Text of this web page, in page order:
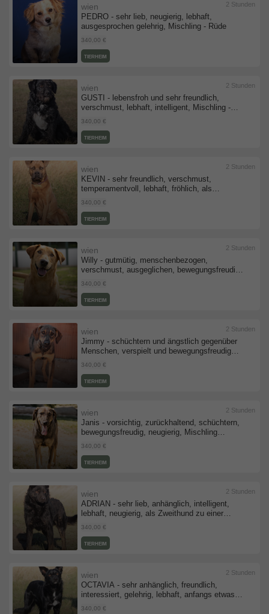
PEDRO - sehr lieb, neugierig, lebhaft,
ausgesprochen gelehrig, Mischling - Rüde
wien
340,00 €
2 Stunden
TIERHEIM
GUSTI - lebensfroh und sehr freundlich,
verschmust, lebhaft, intelligent, Mischling -
Rüde
wien
340,00 €
2 Stunden
TIERHEIM
KEVIN - sehr freundlich, verschmust,
temperamentvoll, lebhaft, fröhlich, als
Zweithund zu einer Hündin, American
Staffordshire Terrier - Rüde
wien
340,00 €
2 Stunden
TIERHEIM
Willy - gutmütig, menschenbezogen,
verschmust, ausgeglichen, bewegungsfreudig,
Mischling (Video-Link vorhanden) - Rüde
wien
340,00 €
2 Stunden
TIERHEIM
Jimmy - schüchtern und ängstlich gegenüber
Menschen, verspielt und bewegungsfreudig
mit anderen Hunden, Mischling (Video-Link
vorhanden) - Rüde
wien
340,00 €
2 Stunden
TIERHEIM
Janis - vorsichtig, zurückhaltend, schüchtern,
bewegungsfreudig, neugierig, Mischling
(Video-Link vorhanden) - Hündin
wien
340,00 €
2 Stunden
TIERHEIM
ADRIAN - sehr lieb, anhänglich, intelligent,
lebhaft, neugierig, als Zweithund zu einer
Hündin, anfangs etwas ängstlich, Mischling
(Video-Link vorhanden) - Rüde
wien
340,00 €
2 Stunden
TIERHEIM
OCTAVIA - sehr anhänglich, freundlich,
interessiert, gelehrig, lebhaft, anfangs etwas
ängstlich, Mischling - Hündin
wien
340,00 €
2 Stunden